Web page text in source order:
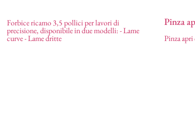
Forbice ricamo
Forbice ricamo 3,5 pollici per lavori di
precisione, disponibile in due modelli: - Lame
curve - Lame dritte
Pinza
Pinza